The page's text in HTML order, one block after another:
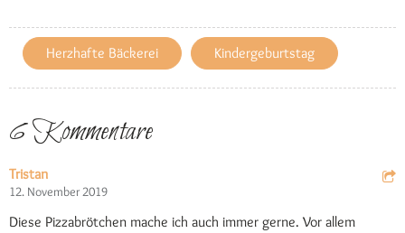
Herzhafte Bäckerei Kindergeburtstag
6 Kommentare
Tristan
12. November 2019
Diese Pizzabrötchen mache ich auch immer gerne. Vor allem